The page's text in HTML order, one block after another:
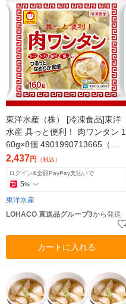
東洋水産（株） [冷凍食品]東洋
水産 具っと便利！ 肉ワンタン 1
60g×8個 4901990713665（直
送品）
2,437円 （税込）
ログイン&全額PayPay支払いで
5%
東洋水産
LOHACO 直送品グループ3から発送
カートに入れる